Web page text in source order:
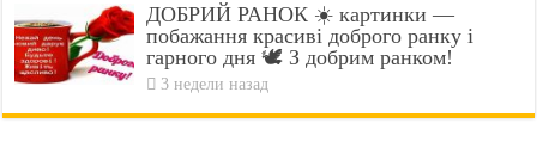
ДОБРИЙ РАНОК ☀️ картинки —
побажання красиві доброго ранку і
гарного дня 🕊️ З добрим ранком!
3 недели назад